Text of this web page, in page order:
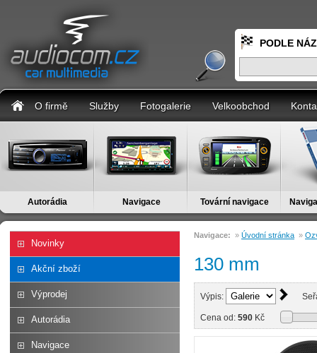
PODLE
O firmě Služby Fotogalerie Velkoobchod
Autorádia Navigace Tovární navigace
Novinky
Akční zboží
Výprodej
Autorádia
Navigace
Navigace: » Úvodní stránka »
130 mm
Výpis:
Cena od: 590 Kč